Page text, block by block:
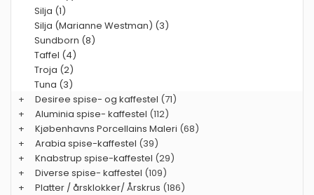
Silja (1)
Silja (Marianne Westman) (3)
Sundborn (8)
Taffel (4)
Troja (2)
Tuna (3)
+
Desiree spise- og kaffestel (71)
+
Aluminia spise- kaffestel (112)
+
Kjøbenhavns Porcellains Maleri (68)
+
Arabia spise-kaffestel (39)
+
Knabstrup spise-kaffestel (29)
+
Diverse spise- kaffestel (109)
+
Platter / årsklokker/ Årskrus (186)